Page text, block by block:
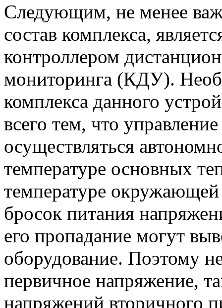
Следующим, не менее
состав комплекса,
контроллером
мониторинга (КДУ).
комплекса данного
всего тем, что
осуществляться
температуре основных
температуре
бросок питания
его пропадание могут
оборудование. Поэтому
первичное напряжение,
напряжений вторичного